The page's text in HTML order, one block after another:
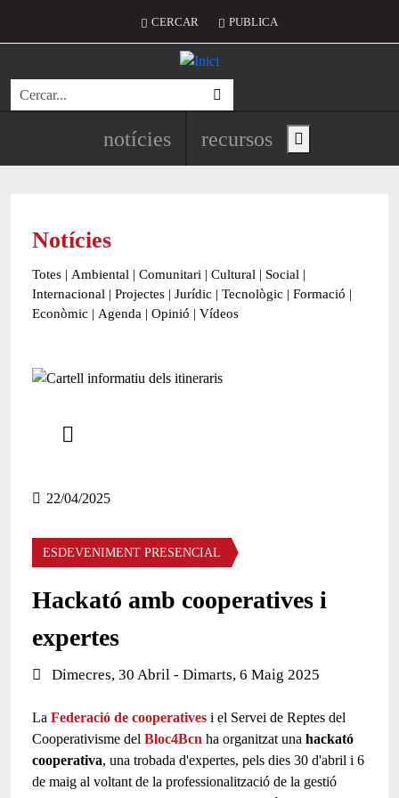
Menú del compte d'usuari
CERCAR PUBLICA
Cerca
Navegació principal de
notícies recursos Show main menu
Notícies
Totes | Ambiental | Comunitari | Cultural | Social |
Internacional | Projectes | Jurídic | Tecnològic | Formació |
Econòmic | Agenda | Opinió | Vídeos
22/04/2025
ESDEVENIMENT PRESENCIAL
Hackató amb cooperatives i
expertes
Data de l'esdeveniment:
Dimecres, 30 Abril - Dimarts, 6 Maig 2025
La Federació de cooperatives i el Servei de Reptes del
Cooperativisme del Bloc4Bcn ha organitzat una hackató
cooperativa, una trobada d'expertes, pels dies 30 d'abril i 6
de maig al voltant de la professionalització de la gestió